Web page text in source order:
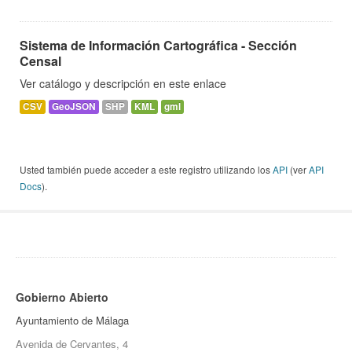
Sistema de Información Cartográfica - Sección
Censal
Ver catálogo y descripción en este enlace
CSV GeoJSON SHP KML gml
Usted también puede acceder a este registro utilizando losAPI (verAPI
Docs).
Gobierno Abierto
Ayuntamiento de Málaga
Avenida de Cervantes, 4